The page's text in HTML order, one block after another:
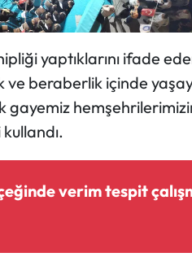
yaptıklarını ifade
ve beraberlik içinde
gayemiz
verim tespit